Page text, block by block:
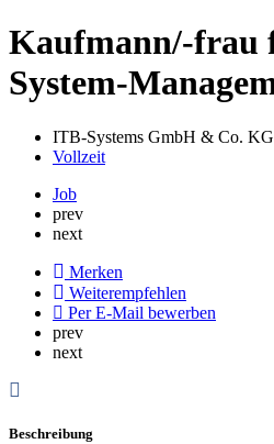
Kaufmann/-frau
System-
ITB-Systems GmbH & Co. KG
Vollzeit
Job
prev
next
Merken
Weiterempfehlen
Per E-Mail bewerben
prev
next
Beschreibung